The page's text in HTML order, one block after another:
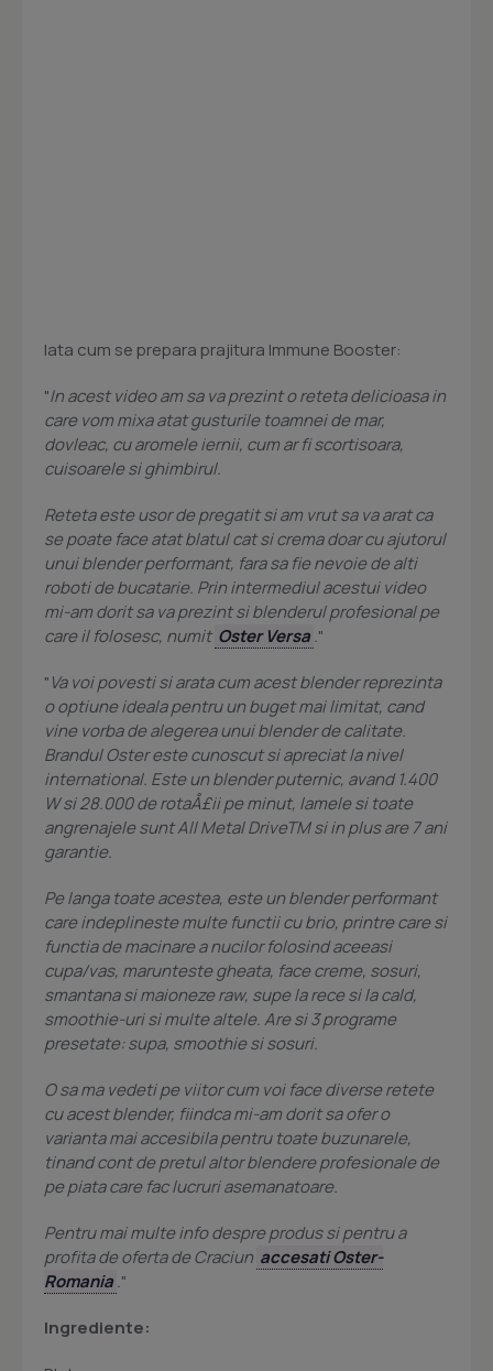
Iata cum se prepara prajitura Immune Booster:
"In acest video am sa va prezint o reteta delicioasa in
care vom mixa atat gusturile toamnei de mar,
dovleac, cu aromele iernii, cum ar fi scortisoara,
cuisoarele si ghimbirul.
Reteta este usor de pregatit si am vrut sa va arat ca
se poate face atat blatul cat si crema doar cu ajutorul
unui blender performant, fara sa fie nevoie de alti
roboti de bucatarie. Prin intermediul acestui video
mi-am dorit sa va prezint si blenderul profesional pe
care il folosesc, numit Oster Versa."
"Va voi povesti si arata cum acest blender reprezinta
o optiune ideala pentru un buget mai limitat, cand
vine vorba de alegerea unui blender de calitate.
Brandul Oster este cunoscut si apreciat la nivel
international. Este un blender puternic, avand 1.400
W si 28.000 de rotaÅ£ii pe minut, lamele si toate
angrenajele sunt All Metal DriveTM si in plus are 7 ani
garantie.
Pe langa toate acestea, este un blender performant
care indeplineste multe functii cu brio, printre care si
functia de macinare a nucilor folosind aceeasi
cupa/vas, marunteste gheata, face creme, sosuri,
smantana si maioneze raw, supe la rece si la cald,
smoothie-uri si multe altele. Are si 3 programe
presetate: supa, smoothie si sosuri.
O sa ma vedeti pe viitor cum voi face diverse retete
cu acest blender, fiindca mi-am dorit sa ofer o
varianta mai accesibila pentru toate buzunarele,
tinand cont de pretul altor blendere profesionale de
pe piata care fac lucruri asemanatoare.
Pentru mai multe info despre produs si pentru a
profita de oferta de Craciun accesati Oster-
Romania."
Ingrediente: